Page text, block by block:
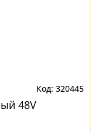
320445
48V